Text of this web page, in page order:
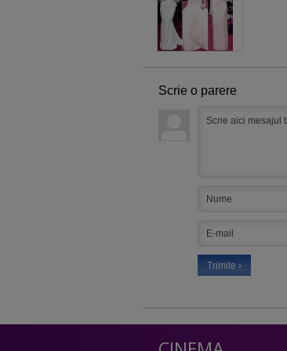
Scrie o parere